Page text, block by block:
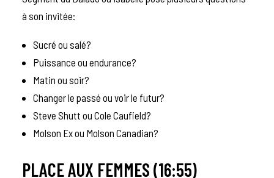
à son invitée:
Sucré ou salé?
Puissance ou endurance?
Matin ou soir?
Changer le passé ou voir le futur?
Steve Shutt ou Cole Caufield?
Molson Ex ou Molson Canadian?
PLACE AUX FEMMES (16:55)